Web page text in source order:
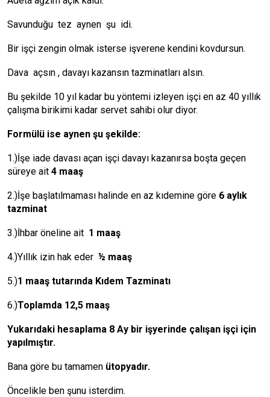
Savunduğu tez aynen şu idi.
Bir işçi zengin olmak isterse işverene kendini kovdursun.
Dava açsın , davayı kazansın tazminatları alsın.
Bu şekilde 10 yıl kadar bu yöntemi izleyen işçi en az 40 yıllık
çalışma birikimi kadar servet sahibi olur diyor.
Formülü ise aynen şu şekilde:
1.)İşe iade davası açan işçi davayı kazanırsa boşta geçen
süreye ait 4 maaş
2.)İşe başlatılmaması halinde en az kıdemine göre 6 aylık
tazminat
3.)İhbar öneline ait 1 maaş
4.)Yıllık izin hak eder ½ maaş
5.)1 maaş tutarında Kıdem Tazminatı
6.)Toplamda 12,5 maaş
Yukarıdaki hesaplama 8 Ay bir işyerinde çalışan işçi için
yapılmıştır.
Bana göre bu tamamen ütopyadır.
Öncelikle ben şunu isterdim.